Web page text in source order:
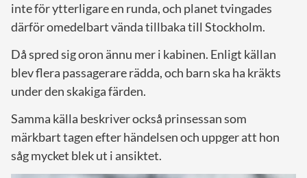
inte för ytterligare en runda, och planet tvingades
därför omedelbart vända tillbaka till Stockholm.
Då spred sig oron ännu mer i kabinen. Enligt källan
blev flera passagerare rädda, och barn ska ha kräkts
under den skakiga färden.
Samma källa beskriver också prinsessan som
märkbart tagen efter händelsen och uppger att hon
såg mycket blek ut i ansiktet.